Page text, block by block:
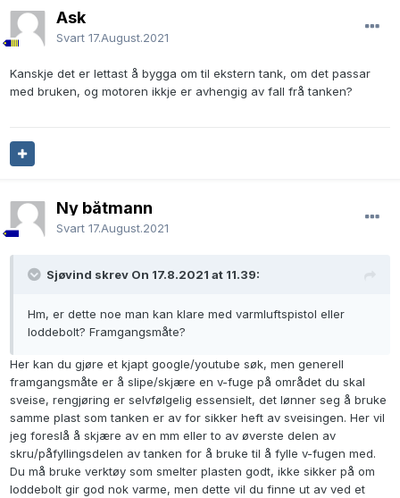
Ask
Svart 17.August.2021
Kanskje det er lettast å bygga om til ekstern tank, om det passar
med bruken, og motoren ikkje er avhengig av fall frå tanken?
Ny båtmann
Svart 17.August.2021
Sjøvind skrev On 17.8.2021 at 11.39:
Hm, er dette noe man kan klare med varmluftspistol eller
loddebolt? Framgangsmåte?
Her kan du gjøre et kjapt google/youtube søk, men generell
framgangsmåte er å slipe/skjære en v-fuge på området du skal
sveise, rengjøring er selvfølgelig essensielt, det lønner seg å bruke
samme plast som tanken er av for sikker heft av sveisingen. Her vil
jeg foreslå å skjære av en mm eller to av øverste delen av
skru/påfyllingsdelen av tanken for å bruke til å fylle v-fugen med.
Du må bruke verktøy som smelter plasten godt, ikke sikker på om
loddebolt gir god nok varme, men dette vil du finne ut av ved et